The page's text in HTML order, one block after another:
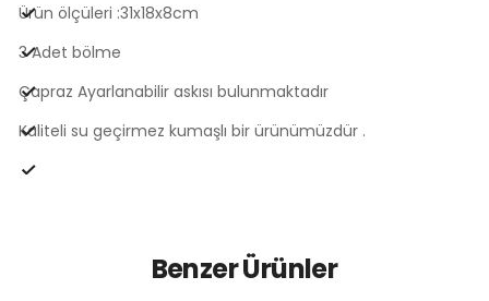
Ürün ölçüleri :31x18x8cm
3 Adet bölme
Çapraz Ayarlanabilir askısı bulunmaktadır
Kaliteli su geçirmez kumaşlı bir ürünümüzdür .
Benzer Ürünler